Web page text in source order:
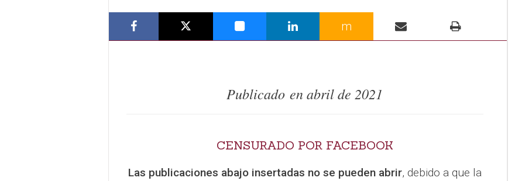
m
Publicado en abril de 2021
CENSURADO POR FACEBOOK
Las publicaciones abajo insertadas no se pueden abrir, debido a que la